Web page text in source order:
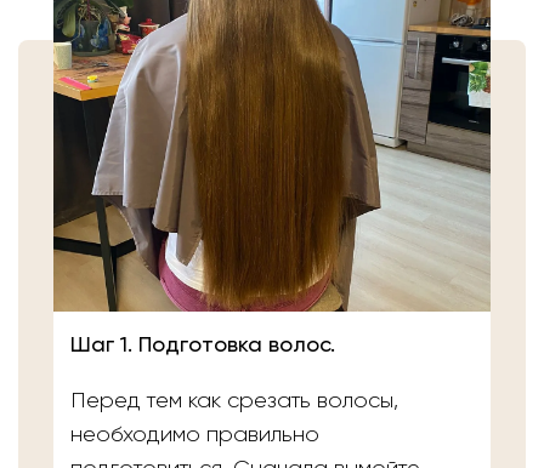
Шаг 1. Подготовка волос.
Перед тем как срезать волосы,
необходимо правильно